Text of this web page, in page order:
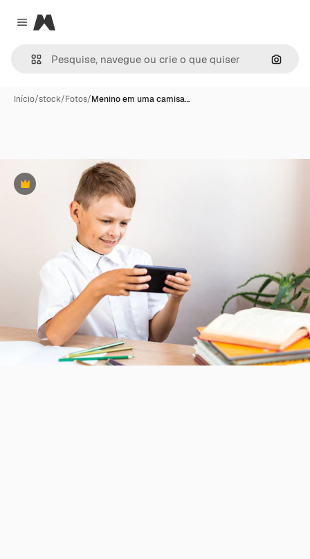
Close menu
Magnific
Início/stock/Fotos/Menino em uma camisa…
Premium